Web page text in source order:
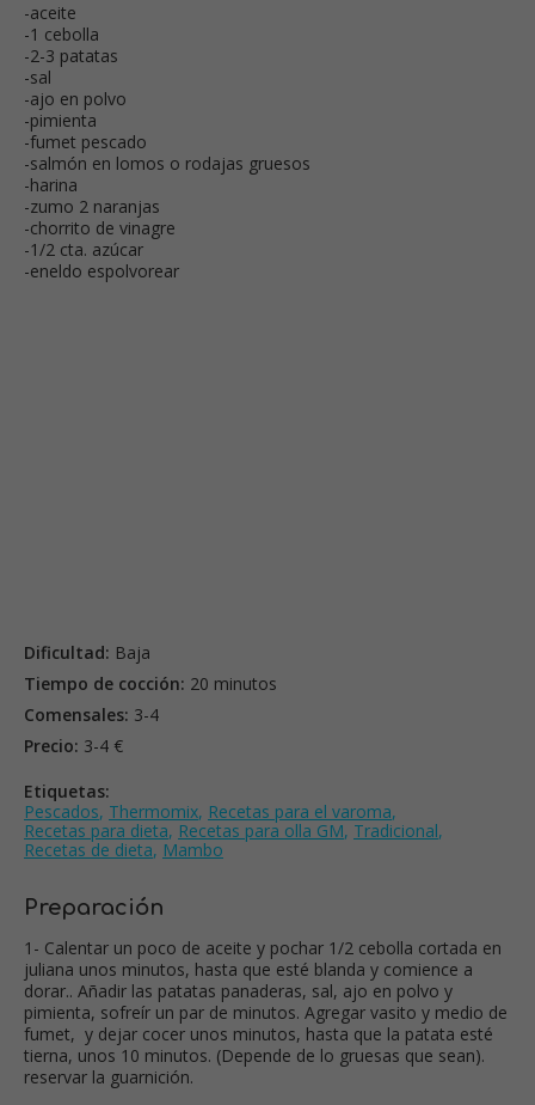
-aceite
-1 cebolla
-2-3 patatas
-sal
-ajo en polvo
-pimienta
-fumet pescado
-salmón en lomos o rodajas gruesos
-harina
-zumo 2 naranjas
-chorrito de vinagre
-1/2 cta. azúcar
-eneldo espolvorear
Dificultad: Baja
Tiempo de cocción: 20 minutos
Comensales: 3-4
Precio: 3-4 €
Etiquetas:
Pescados, Thermomix, Recetas para el varoma,
Recetas para dieta, Recetas para olla GM, Tradicional,
Recetas de dieta, Mambo
Preparación
1- Calentar un poco de aceite y pochar 1/2 cebolla cortada en
juliana unos minutos, hasta que esté blanda y comience a
dorar.. Añadir las patatas panaderas, sal, ajo en polvo y
pimienta, sofreír un par de minutos. Agregar vasito y medio de
fumet, y dejar cocer unos minutos, hasta que la patata esté
tierna, unos 10 minutos. (Depende de lo gruesas que sean).
reservar la guarnición.